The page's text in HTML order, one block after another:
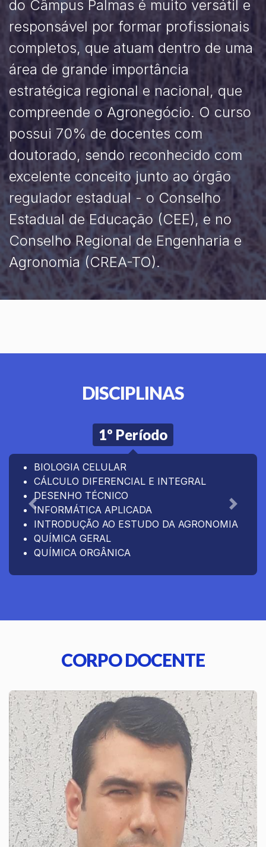
do Câmpus Palmas é muito versátil e
responsável por formar profissionais
completos, que atuam dentro de uma
área de grande importância
estratégica regional e nacional, que
compreende o Agronegócio. O curso
possui 70% de docentes com
doutorado, sendo reconhecido com
excelente conceito junto ao órgão
regulador estadual - o Conselho
Estadual de Educação (CEE), e no
Conselho Regional de Engenharia e
Agronomia (CREA-TO).
DISCIPLINAS
Anterior
1º Período
BIOLOGIA CELULAR
CÁLCULO DIFERENCIAL E INTEGRAL
DESENHO TÉCNICO
INFORMÁTICA APLICADA
INTRODUÇÃO AO ESTUDO DA AGRONOMIA
QUÍMICA GERAL
QUÍMICA ORGÂNICA
CORPO DOCENTE